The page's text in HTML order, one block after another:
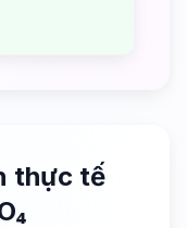
thực tế